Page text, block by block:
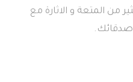
من المتعة و الاثارة مع